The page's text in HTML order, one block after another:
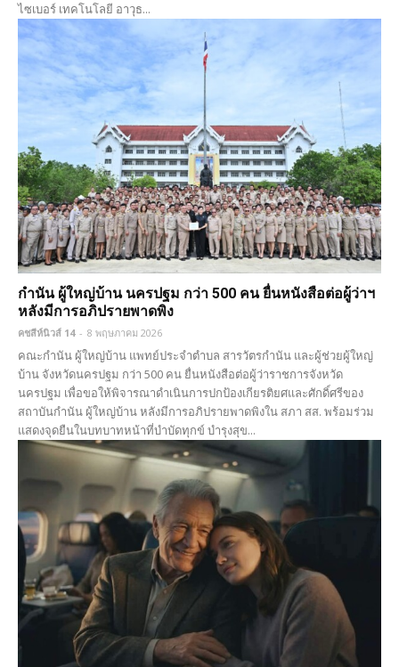
ไซเบอร์ เทคโนโลยี อาวุธ...
กำนัน ผู้ใหญ่บ้าน นครปฐม กว่า 500 คน ยื่นหนังสือต่อผู้ว่าฯ
หลังมีการอภิปรายพาดพิง
คชสีห์นิวส์ 14 - 8 พฤษภาคม 2026
คณะกำนัน ผู้ใหญ่บ้าน แพทย์ประจำตำบล สารวัตรกำนัน และผู้ช่วยผู้ใหญ่
บ้าน จังหวัดนครปฐม กว่า 500 คน ยื่นหนังสือต่อผู้ว่าราชการจังหวัด
นครปฐม เพื่อขอให้พิจารณาดำเนินการปกป้องเกียรติยศและศักดิ์ศรีของ
สถาบันกำนัน ผู้ใหญ่บ้าน หลังมีการอภิปรายพาดพิงใน สภา สส. พร้อมร่วม
แสดงจุดยืนในบทบาทหน้าที่บำบัดทุกข์ บำรุงสุข...